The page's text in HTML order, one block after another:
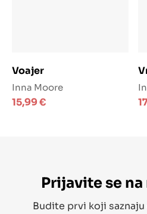
Voajer
Inna Moore
15,99€
Prijavite se
Budite prvi koji